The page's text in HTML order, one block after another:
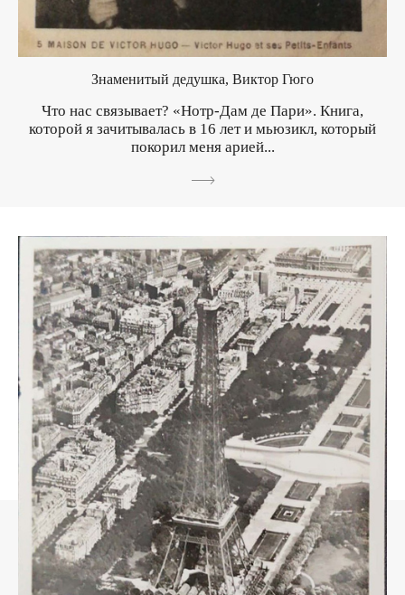
Знаменитый дедушка, Виктор Гюго
Что нас связывает? «Нотр-Дам де Пари». Книга,
которой я зачитывалась в 16 лет и мьюзикл, который
покорил меня арией...